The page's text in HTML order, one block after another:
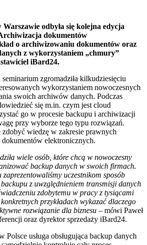
odbyła się kolejna edycja
dokumentów
o archiwizowaniu dokumentów oraz
z wykorzystaniem „chmury”
iBard24.
zgromadziła kilkudziesięciu
wykorzystaniem nowoczesnych
swoich archiwów danych. Podczas
się m.in. czym jest cloud
go w procesie backupu i archiwizacji
przy wyborze tego typu rozwiązań.
zdobyć wiedzę w zakresie prawnych
elektronicznych.
wiele osób, które chcą w nowoczesny
backup danych w swoich firmach.
zaprezentowaliśmy uczestnikom sposób
z uwzględnieniem transmisji danych
zdobytemu w pracy z tysiącami
przykładach wykazać dlaczego
rozwiązanie dla biznesu – mówi Paweł
oraz dyrektor sprzedaży iBard24.
Polsce usługa obsługująca backup danych